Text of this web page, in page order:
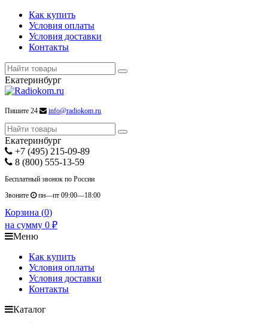
Как купить
Условия оплаты
Условия доставки
Контакты
Екатеринбург
Пишите 24 info@radiokom.ru
Екатеринбург
+7 (495) 215-09-89
8 (800) 555-13-59
Бесплатный звонок по России
Звоните
пн—пт 09:00—18:00
Корзина (0)
на сумму 0 ₽
Меню
Как купить
Условия оплаты
Условия доставки
Контакты
Каталог